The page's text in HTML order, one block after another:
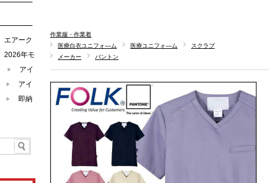
作業服・作業着
医療白衣ユニフォ―ム
医療ユニフォ―ム
スクラブ
メーカー
パントン
エアーク
2026年モ
アイ
アイ
即納